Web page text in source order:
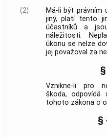
(2)
Má-li být právním
jiný, platí tento
účastníků a
náležitosti.
úkonu se nelze
jej považoval za
Vznikne-li pro
škoda,
tohoto zákona o
§